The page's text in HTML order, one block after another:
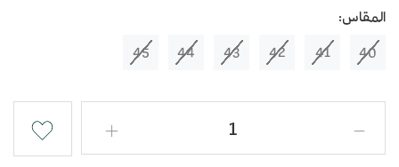
المقاس:
40
41
42
43
44
45